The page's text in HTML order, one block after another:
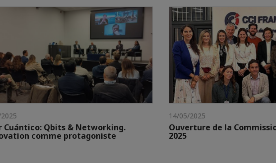
Cuántico: Qbits & Networking.
comme protagoniste
14/05/2025
Ouverture de la
2025